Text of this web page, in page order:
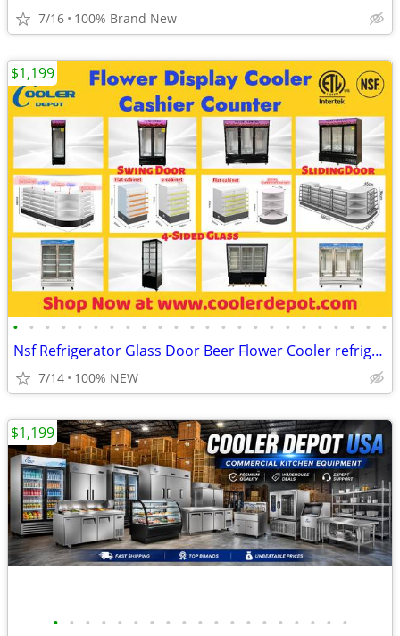
7/16 100% Brand New
• • • • • • • • • • • • • • • • • • • • • • • •
Nsf Refrigerator Glass Door Beer Flower Cooler refrigerators RESTAURAN
7/14 100% NEW
$1,199
• • • • • • • • • • • • • • • • • • •
$1,199